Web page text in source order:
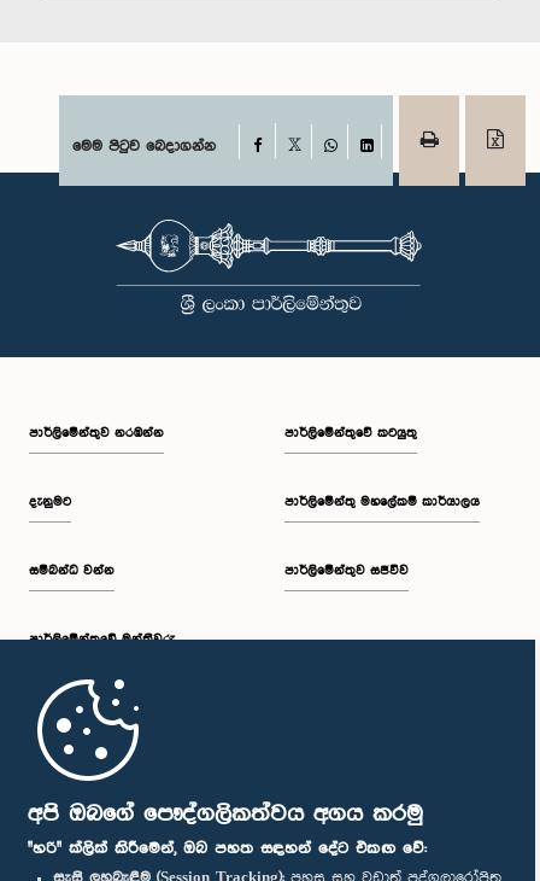
අපි ඔබගේ පෞද්ගලිකත්වය අගය කරමු
"හරි" ක්ලික් කිරීමෙන්, ඔබ පහත සඳහන් දේට එකඟ වේ:
මෙම පිටුව බෙදාගන්න Facebook
WhatsAppLinkedIn
පාර්ලි‌මේන්තුව නරඹන්න
දැනුමට
සම්බන්ධ වන්න
පාර්ලි‌මේන්තුවේ මන්ත්‍රීවරු
මුල් පිටුව
පාර්ලිමේන්තුවේ කටයුතු
පාර්ලිමේන්තු මහලේකම් කාර්යාලය
පාර්ලිමේන්තුව සජීවීව
පාර්ලිමේන්තු ජංගම යෙදුම